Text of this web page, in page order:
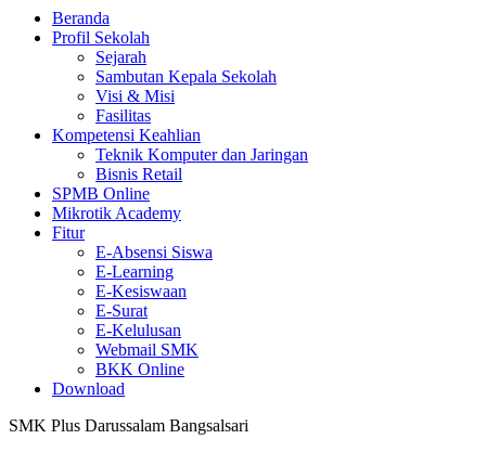
Beranda
Profil Sekolah
Sejarah
Sambutan Kepala Sekolah
Visi & Misi
Fasilitas
Kompetensi Keahlian
Teknik Komputer dan Jaringan
Bisnis Retail
SPMB Online
Mikrotik Academy
Fitur
E-Absensi Siswa
E-Learning
E-Kesiswaan
E-Surat
E-Kelulusan
Webmail SMK
BKK Online
Download
SMK Plus Darussalam Bangsalsari